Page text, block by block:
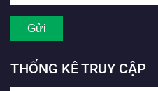
THỐNG KÊ TRUY CẬP